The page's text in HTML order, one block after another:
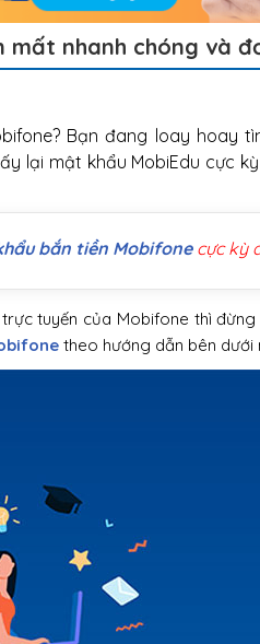
mất nhanh chóng và
Bạn đang loay hoay
lại mật khẩu MobiEdu cực
bắn tiền Mobifonecực kỳ
tuyến của Mobifone thì
theo hướng dẫn bên dưới